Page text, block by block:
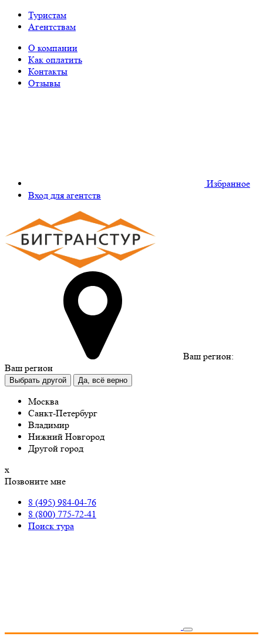
Туристам
Агентствам
О компании
Как оплатить
Контакты
Отзывы
Избранное
Вход для агентств
Ваш регион:
Ваш регион
Выбрать другой Да, всё верно
Москва
Санкт-Петербург
Владимир
Нижний Новгород
Другой город
х
Позвоните мне
8 (495) 984-04-76
8 (800) 775-72-41
Поиск тура